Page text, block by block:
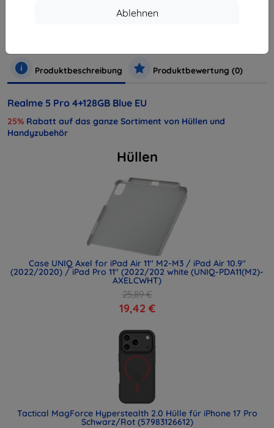
Ablehnen
Produktbeschreibung Produktbewertung (0)
Realme 5 Pro 4+128GB Blue EU
25% Rabatt auf das ganze Sortiment von Hüllen und
Handyzubehör
Hüllen
Case UNIQ Axel for iPad Air 11" M2-M3 / iPad Air 10.9"
(2022/2020) / iPad Pro 11" (2022/202 white (UNIQ-PDA11(M2)-
AXELCWHT)
25,89 €
19,42 €
Tactical MagForce Hyperstealth 2.0 Hülle für iPhone 17 Pro
Schwarz/Rot (57983126612)